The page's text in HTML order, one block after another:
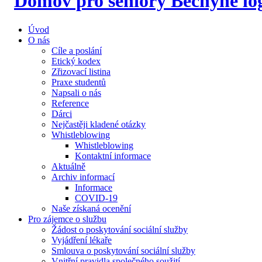
Úvod
O nás
Cíle a poslání
Etický kodex
Zřizovací listina
Praxe studentů
Napsali o nás
Reference
Dárci
Nejčastěji kladené otázky
Whistleblowing
Whistleblowing
Kontaktní informace
Aktuálně
Archiv informací
Informace
COVID-19
Naše získaná ocenění
Pro zájemce o službu
Žádost o poskytování sociální služby
Vyjádření lékaře
Smlouva o poskytování sociální služby